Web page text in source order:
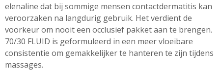
elenaline dat bij sommige mensen contactdermatitis kan
veroorzaken na langdurig gebruik. Het verdient de
voorkeur om nooit een occlusief pakket aan te brengen.
70/30 FLUID is geformuleerd in een meer vloeibare
consistentie om gemakkelijker te hanteren te zijn tijdens
massages.